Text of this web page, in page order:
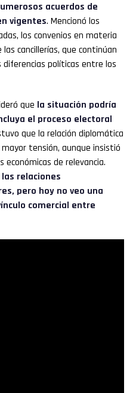
acuerdos de
vigentes. Mencionó los
los convenios en materia
cancillerías, que continúan
diferencias políticas entre los
que la situación podría
el proceso electoral
que la relación diplomática
tensión, aunque insistió
económicas de relevancia.
relaciones
pero hoy no veo una
comercial entre